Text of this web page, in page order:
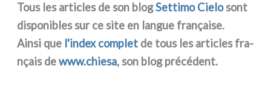
Tous les arti­cles de son blogSettimo Cielosont
dispo­ni­bles sur ce site en lan­gue fra­nçai­se.
Ainsi que l'index com­plet de tous les arti­cles fra­
nçais dewww.chiesa, son blog pré­cé­dent.